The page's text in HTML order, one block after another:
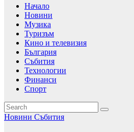
Начало
Новини
Музика
Туризъм
Кино и телевизия
България
Събития
Технологии
Финанси
Спорт
Новини Събития